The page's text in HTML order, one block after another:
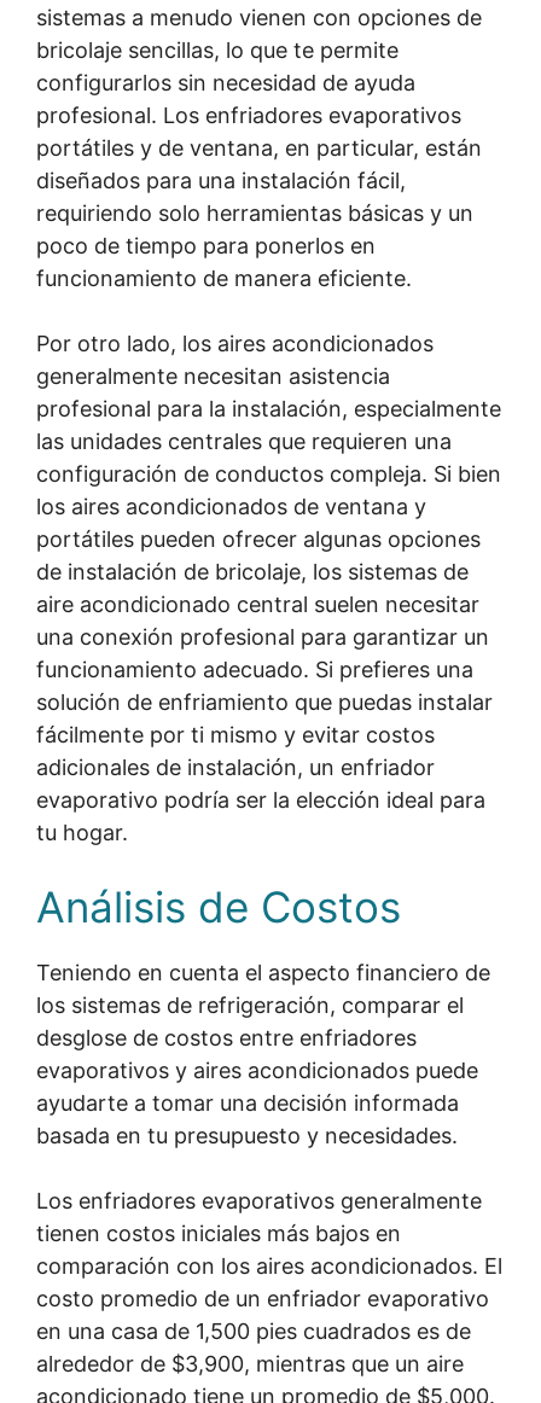
sistemas a menudo vienen con opciones de
bricolaje sencillas, lo que te permite
configurarlos sin necesidad de ayuda
profesional. Los enfriadores evaporativos
portátiles y de ventana, en particular, están
diseñados para una instalación fácil,
requiriendo solo herramientas básicas y un
poco de tiempo para ponerlos en
funcionamiento de manera eficiente.
Por otro lado, los aires acondicionados
generalmente necesitan asistencia
profesional para la instalación, especialmente
las unidades centrales que requieren una
configuración de conductos compleja. Si bien
los aires acondicionados de ventana y
portátiles pueden ofrecer algunas opciones
de instalación de bricolaje, los sistemas de
aire acondicionado central suelen necesitar
una conexión profesional para garantizar un
funcionamiento adecuado. Si prefieres una
solución de enfriamiento que puedas instalar
fácilmente por ti mismo y evitar costos
adicionales de instalación, un enfriador
evaporativo podría ser la elección ideal para
tu hogar.
Análisis de Costos
Teniendo en cuenta el aspecto financiero de
los sistemas de refrigeración, comparar el
desglose de costos entre enfriadores
evaporativos y aires acondicionados puede
ayudarte a tomar una decisión informada
basada en tu presupuesto y necesidades.
Los enfriadores evaporativos generalmente
tienen costos iniciales más bajos en
comparación con los aires acondicionados. El
costo promedio de un enfriador evaporativo
en una casa de 1,500 pies cuadrados es de
alrededor de $3,900, mientras que un aire
acondicionado tiene un promedio de $5,000.